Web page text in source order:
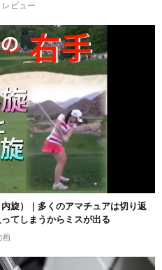
レビュー
旋）｜多くのアマチュアは切り返
てしまうからミスが出る
画